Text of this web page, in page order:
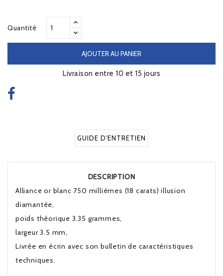
Quantité
AJOUTER AU PANIER
Livraison entre 10 et 15 jours
GUIDE D'ENTRETIEN
DESCRIPTION
Alliance or blanc 750 millièmes (18 carats) illusion
diamantée,
poids théorique 3.35 grammes,
largeur 3.5 mm,
Livrée en écrin avec son bulletin de caractéristiques
techniques.